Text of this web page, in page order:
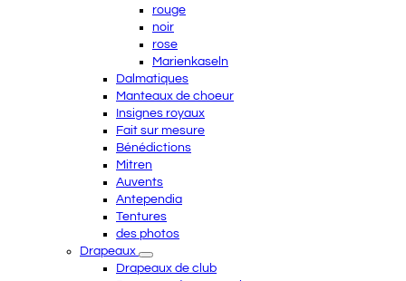
rouge
noir
rose
Marienkaseln
Dalmatiques
Manteaux de choeur
Insignes royaux
Fait sur mesure
Bénédictions
Mitren
Auvents
Antependia
Tentures
des photos
Drapeaux
Drapeaux de club